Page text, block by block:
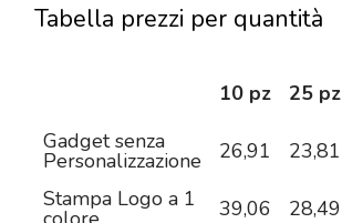
Tabella prezzi per quantità
10 pz 25 pz
Gadget senza
Personalizzazione 26,91 23,81
Stampa Logo a 1
39,06 28,49